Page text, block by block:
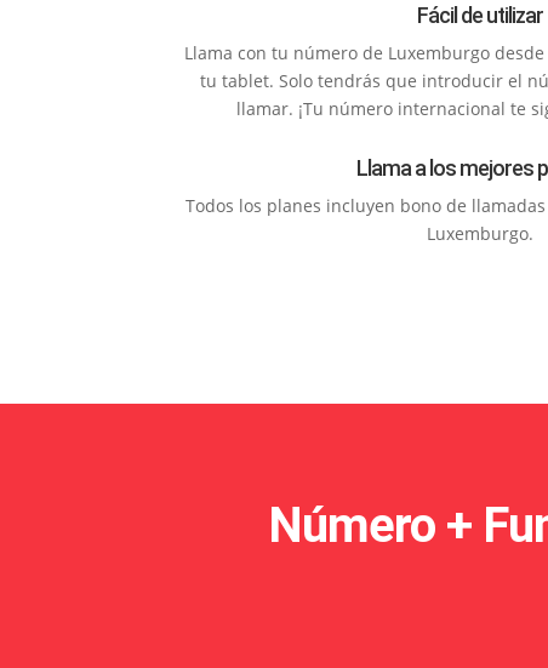
Fácil de utilizar
Llama con tu número de Luxemburgo
tu tablet. Solo tendrás que introducir el
llamar. ¡Tu número internacional te
Llama a los mejores
Todos los planes incluyen bono de
Luxemburgo.
Número +